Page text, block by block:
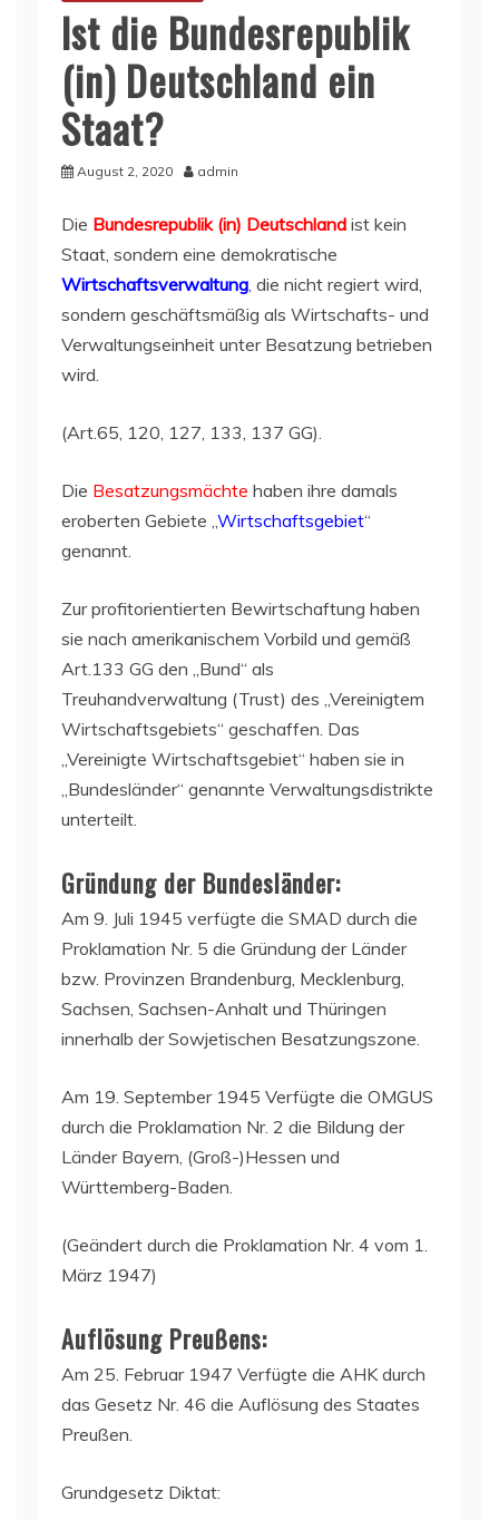
Ist die Bundesrepublik
(in) Deutschland ein
Staat?
August 2, 2020 admin
Die Bundesrepublik (in) Deutschland ist kein
Staat, sondern eine demokratische
Wirtschaftsverwaltung , die nicht regiert wird,
sondern geschäftsmäßig als Wirtschafts- und
Verwaltungseinheit unter Besatzung betrieben
wird.
(Art.65, 120, 127, 133, 137 GG).
Die Besatzungsmächte haben ihre damals
eroberten Gebiete „ Wirtschaftsgebiet“
genannt.
Zur profitorientierten Bewirtschaftung haben
sie nach amerikanischem Vorbild und gemäß
Art.133 GG den „Bund“ als
Treuhandverwaltung (Trust) des „Vereinigtem
Wirtschaftsgebiets“ geschaffen. Das
„Vereinigte Wirtschaftsgebiet“ haben sie in
„Bundesländer“ genannte Verwaltungsdistrikte
unterteilt.
Gründung der Bundesländer:
Am 9. Juli 1945 verfügte die SMAD durch die
Proklamation Nr. 5 die Gründung der Länder
bzw. Provinzen Brandenburg, Mecklenburg,
Sachsen, Sachsen-Anhalt und Thüringen
innerhalb der Sowjetischen Besatzungszone.
Am 19. September 1945 Verfügte die OMGUS
durch die Proklamation Nr. 2 die Bildung der
Länder Bayern, (Groß-)Hessen und
Württemberg-Baden.
(Geändert durch die Proklamation Nr. 4 vom 1.
März 1947)
Auflösung Preußens:
Am 25. Februar 1947 Verfügte die AHK durch
das Gesetz Nr. 46 die Auflösung des Staates
Preußen.
Grundgesetz Diktat: